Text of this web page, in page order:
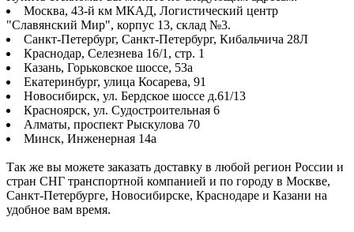
Москва, 43-й км МКАД, Логистический центр
"Славянский Мир", корпус 13, склад №3.
Санкт-Петербург, Санкт-Петербург, Кибальчича 28Л
Краснодар, Селезнева 16/1, стр. 1
Казань, Горьковское шоссе, 53а
Екатеринбург, улица Косарева, 91
Новосибирск, ул. Бердское шоссе д.61/13
Красноярск, ул. Судостроительная 6
Алматы, проспект Рыскулова 70
Минск, Инженерная 14а
Так же вы можете заказать доставку в любой регион России и
стран СНГ транспортной компанией и по городу в Москве,
Санкт-Петербурге, Новосибирске, Краснодаре и Казани на
удобное вам время.